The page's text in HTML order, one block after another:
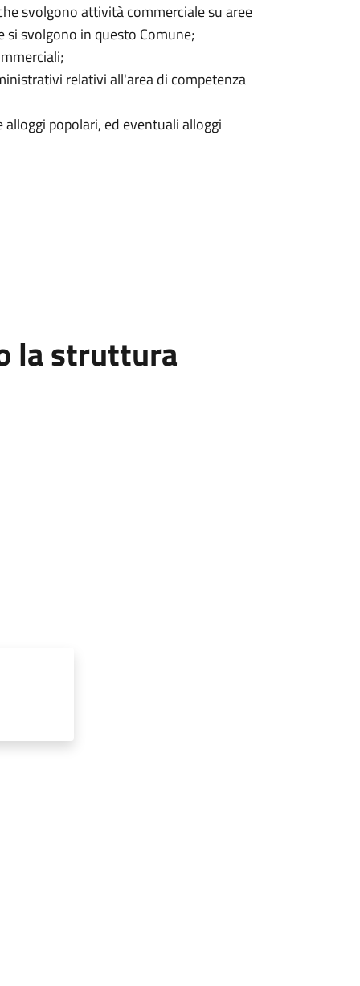
svolgono attività commerciale su aree
si svolgono in questo Comune;
relativi all'area di competenza
popolari, ed eventuali alloggi
la struttura